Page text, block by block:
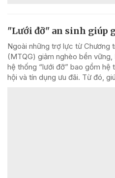
"Lưới đỡ" an sinh giúp
Ngoài những trợ lực từ Chương
(MTQG) giảm nghèo bền
hệ thống “lưới đỡ” bao gồm hệ
hội và tín dụng ưu đãi. Từ đó,